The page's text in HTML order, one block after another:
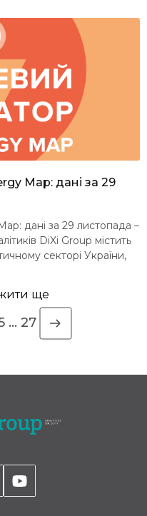
Map: дані за 29
дані за 29 листопада –
DiXi Group містить
секторі України,
Впродовж 29 листопада –
залишилося на рівні
Збільшила виробництво
з ремонту ЗАЕС-2 […]
ще
… 27